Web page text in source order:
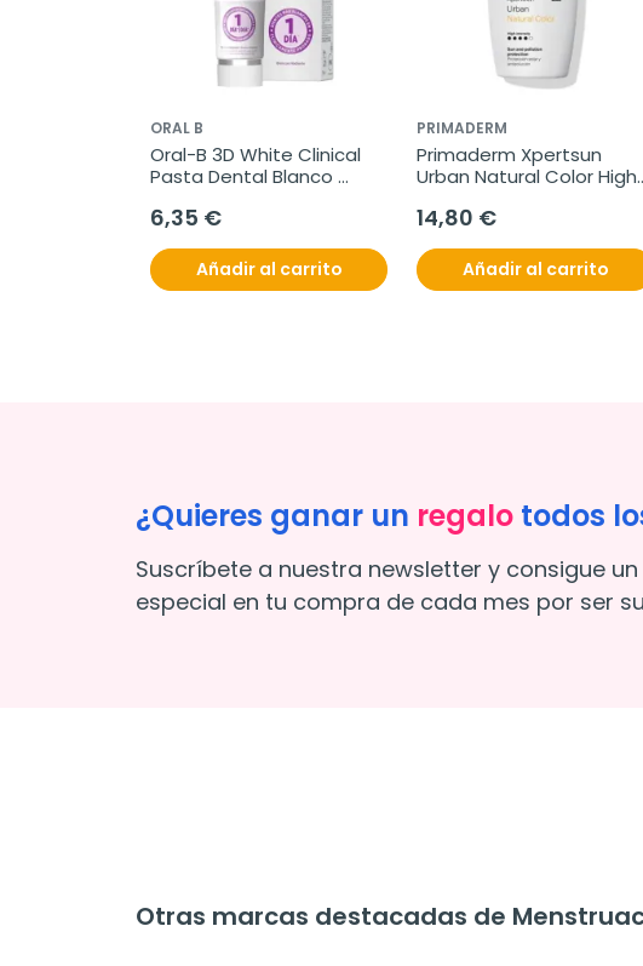
ORAL B
Oral-B 3D White Clinical
Pasta Dental Blanco
6,35 €
Añadir al carrito
PRIMADERM
Primaderm Xpertsun
Urban Natural Color
14,80 €
Añadir al carrito
¿Quieres ganar un regalo todos
Suscríbete a nuestra newsletter y consigue
especial en tu compra de cada mes por ser
Otras marcas destacadas de